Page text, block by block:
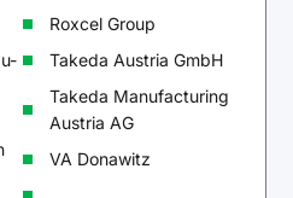
Roxcel Group
Takeda Austria GmbH
Takeda Manufacturing
Austria AG
VA Donawitz